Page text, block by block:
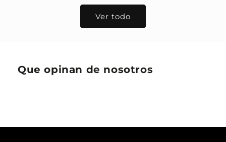
Ver todo
Que opinan de nosotros